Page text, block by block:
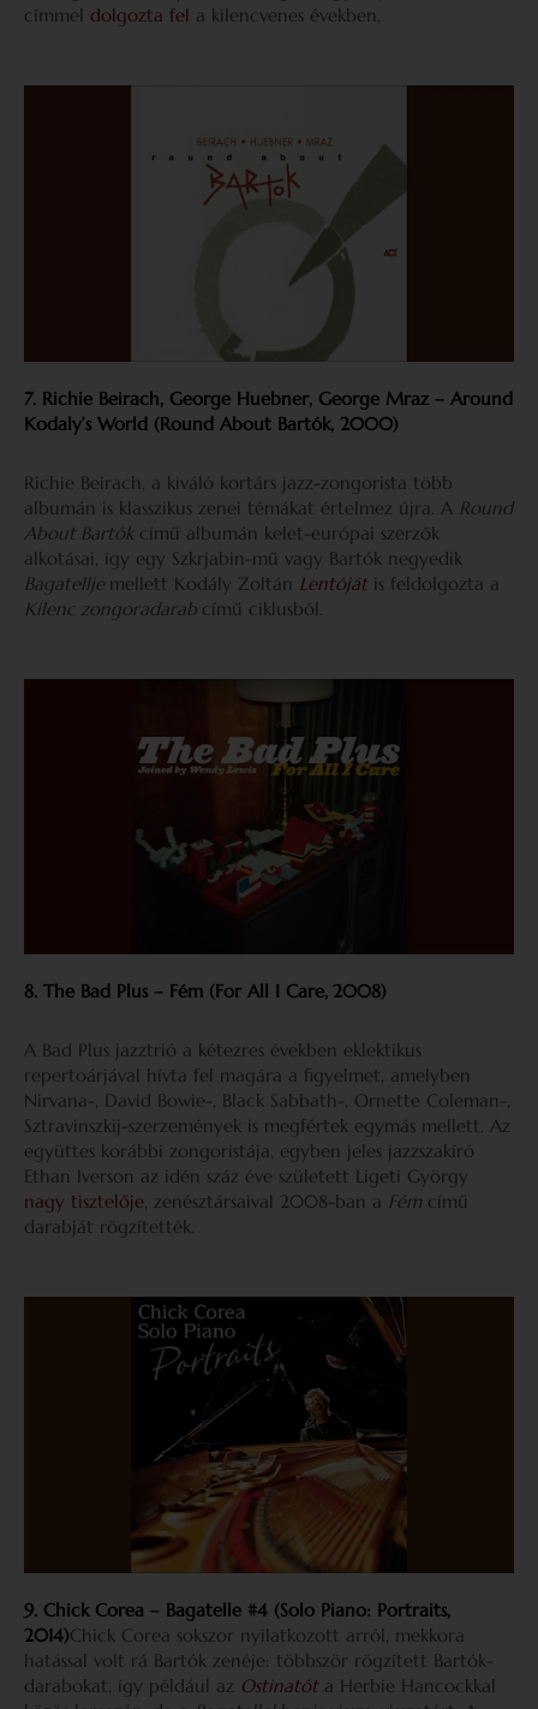
címmel dolgozta fel a kilencvenes években.
7. Richie Beirach, George Huebner, George Mraz – Around
Kodaly’s World (Round About Bartók, 2000)
Richie Beirach, a kiváló kortárs jazz-zongorista több
albumán is klasszikus zenei témákat értelmez újra. A Round
About Bartók című albumán kelet-európai szerzők
alkotásai, így egy Szkrjabin-mű vagy Bartók negyedik
Bagatellje mellett Kodály Zoltán Lentójátis feldolgozta a
Kilenc zongoradarab című ciklusból.
8. The Bad Plus – Fém (For All I Care, 2008)
A Bad Plus jazztrió a kétezres években eklektikus
repertoárjával hívta fel magára a figyelmet, amelyben
Nirvana-, David Bowie-, Black Sabbath-, Ornette Coleman-,
Sztravinszkij-szerzemények is megfértek egymás mellett. Az
együttes korábbi zongoristája, egyben jeles jazzszakíró
Ethan Iverson az idén száz éve született Ligeti György
nagy tisztelője, zenésztársaival 2008-ban a Fém című
darabját rögzítették.
9. Chick Corea – Bagatelle #4 (Solo Piano: Portraits,
2014)Chick Corea sokszor nyilatkozott arról, mekkora
hatással volt rá Bartók zenéje: többször rögzített Bartók-
darabokat, így például az Ostinatóta Herbie Hancockkal